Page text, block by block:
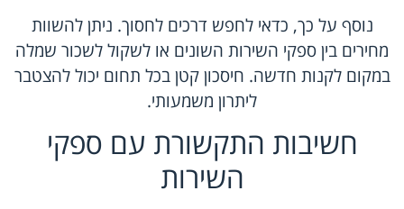
נוסף על כך, כדאי לחפש דרכים לחסוך. ניתן להשוות
מחירים בין ספקי השירות השונים או לשקול לשכור שמלה
במקום לקנות חדשה. חיסכון קטן בכל תחום יכול להצטבר
ליתרון משמעותי.
חשיבות התקשורת עם ספקי
השירות